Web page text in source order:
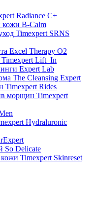
Radiance C+
кожи B-Calm
Timexpert SRNS
Excel Therapy O2
Lift_In
Expert Lab
The Cleansing Expert
Timexpert Rides
морщин Timexpert
Hydraluronic
So Delicate
кожи Timexpert Skinreset